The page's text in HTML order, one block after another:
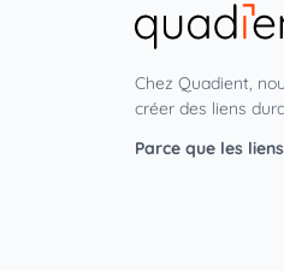
Chez Quadient,
créer des liens
Parce que les